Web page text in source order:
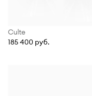
Culte
185 400 руб.